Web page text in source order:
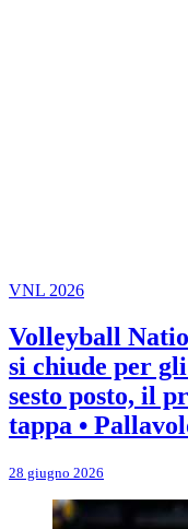
VNL 2026
Volleyball
si chiude per
sesto posto, il
tappa •
28 giugno 2026